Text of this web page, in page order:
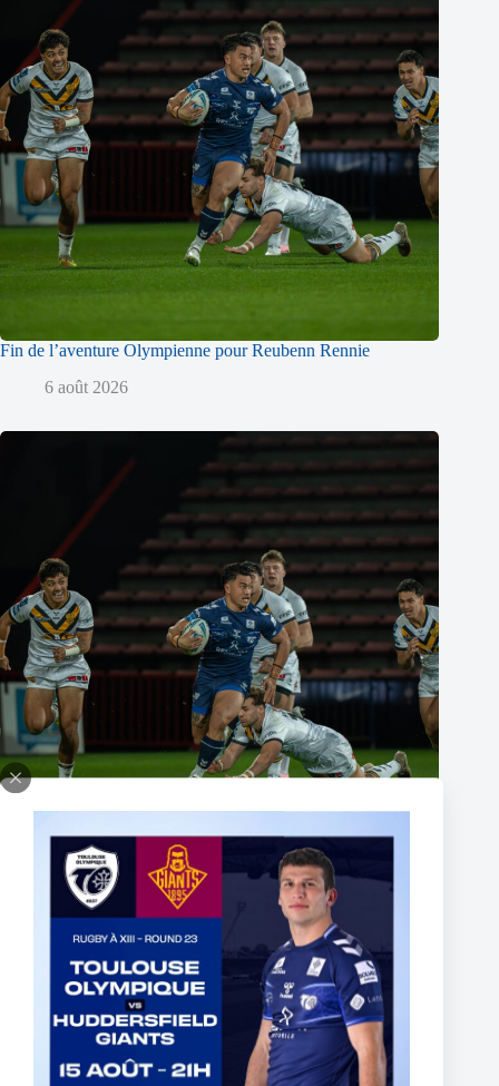
Fin de l’aventure Olympienne pour Reubenn Rennie
6 août 2026
The End of Reubenn Rennie’s Olympian Journey
6 août 2026